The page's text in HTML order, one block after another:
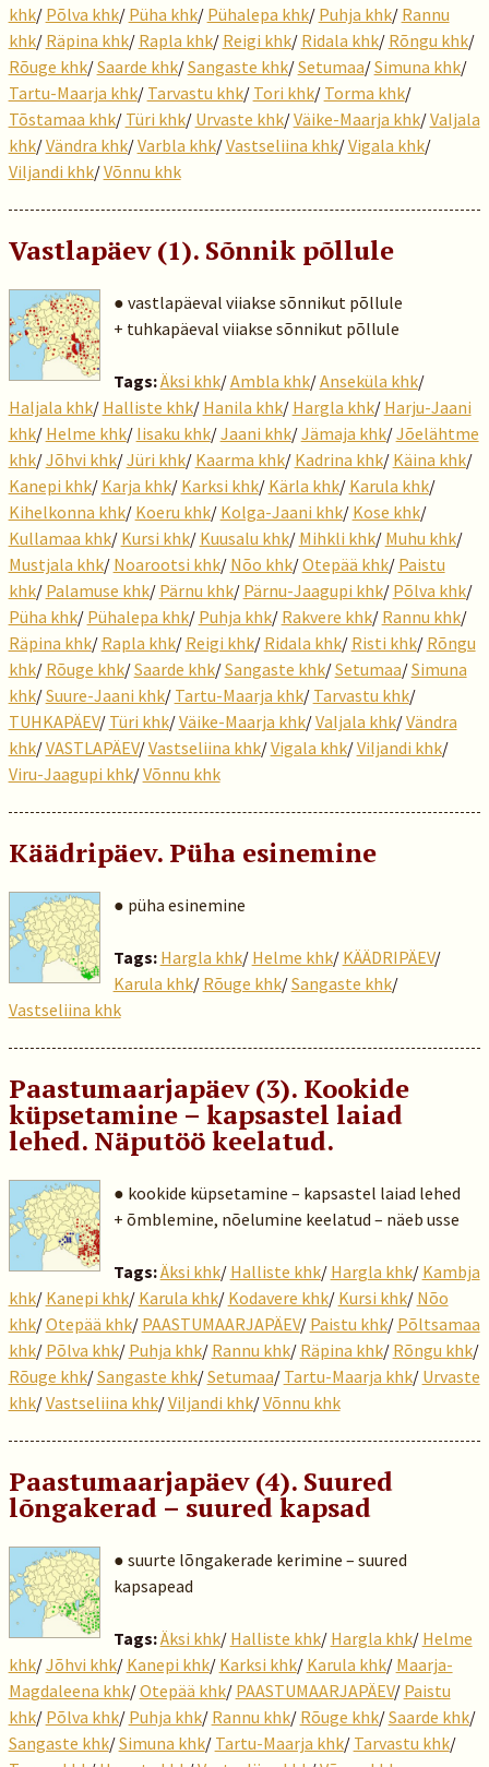
khk/ Põlva khk/ Püha khk/ Pühalepa khk/ Puhja khk/ Rannu
khk/ Räpina khk/ Rapla khk/ Reigi khk/ Ridala khk/ Rõngu khk/
Rõuge khk/Saarde khk/Sangaste khk/Setumaa/Simuna khk/
Tartu-Maarja khk/ Tarvastu khk/ Tori khk/ Torma khk/
Tõstamaa khk/ Türi khk/ Urvaste khk/Väike-Maarja khk/Valjala
khk/Vändra khk/Varbla khk/Vastseliina khk/Vigala khk/
Viljandi khk/Võnnu khk
Vastlapäev (1). Sõnnik põllule
● vastlapäeval viiakse sõnnikut põllule
+ tuhkapäeval viiakse sõnnikut põllule
Tags:Äksi khk/Ambla khk/Anseküla khk/
Haljala khk/ Halliste khk/ Hanila khk/ Hargla khk/ Harju-Jaani
khk/ Helme khk/ Iisaku khk/Jaani khk/Jämaja khk/Jõelähtme
khk/Jõhvi khk/Jüri khk/ Kaarma khk/ Kadrina khk/ Käina khk/
Kanepi khk/ Karja khk/ Karksi khk/ Kärla khk/ Karula khk/
Kihelkonna khk/ Koeru khk/ Kolga-Jaani khk/ Kose khk/
Kullamaa khk/ Kursi khk/ Kuusalu khk/ Mihkli khk/ Muhu khk/
Mustjala khk/ Noarootsi khk/ Nõo khk/Otepää khk/ Paistu
khk/ Palamuse khk/ Pärnu khk/ Pärnu-Jaagupi khk/ Põlva khk/
Püha khk/ Pühalepa khk/ Puhja khk/ Rakvere khk/ Rannu khk/
Räpina khk/ Rapla khk/ Reigi khk/ Ridala khk/ Risti khk/ Rõngu
khk/ Rõuge khk/Saarde khk/Sangaste khk/Setumaa/Simuna
khk/Suure-Jaani khk/ Tartu-Maarja khk/ Tarvastu khk/
TUHKAPÄEV/ Türi khk/Väike-Maarja khk/Valjala khk/Vändra
khk/VASTLAPÄEV/Vastseliina khk/Vigala khk/Viljandi khk/
Viru-Jaagupi khk/Võnnu khk
Käädripäev. Püha esinemine
● püha esinemine
Tags: Hargla khk/ Helme khk/ KÄÄDRIPÄEV/
Karula khk/ Rõuge khk/Sangaste khk/
Vastseliina khk
Paastumaarjapäev (3). Kookide
küpsetamine – kapsastel laiad
lehed. Näputöö keelatud.
● kookide küpsetamine – kapsastel laiad lehed
+ õmblemine, nõelumine keelatud – näeb usse
Tags:Äksi khk/ Halliste khk/ Hargla khk/ Kambja
khk/ Kanepi khk/ Karula khk/ Kodavere khk/ Kursi khk/ Nõo
khk/Otepää khk/ PAASTUMAARJAPÄEV/ Paistu khk/ Põltsamaa
khk/ Põlva khk/ Puhja khk/ Rannu khk/ Räpina khk/ Rõngu khk/
Rõuge khk/Sangaste khk/Setumaa/ Tartu-Maarja khk/ Urvaste
khk/Vastseliina khk/Viljandi khk/Võnnu khk
Paastumaarjapäev (4). Suured
lõngakerad – suured kapsad
● suurte lõngakerade kerimine – suured
kapsapead
Tags:Äksi khk/ Halliste khk/ Hargla khk/ Helme
khk/Jõhvi khk/ Kanepi khk/ Karksi khk/ Karula khk/ Maarja-
Magdaleena khk/Otepää khk/ PAASTUMAARJAPÄEV/ Paistu
khk/ Põlva khk/ Puhja khk/ Rannu khk/ Rõuge khk/Saarde khk/
Sangaste khk/Simuna khk/ Tartu-Maarja khk/ Tarvastu khk/